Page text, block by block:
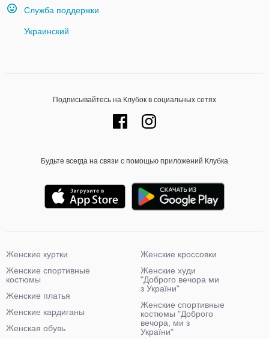
Служба поддержки
Украинский
Подписывайтесь на Клубок в социальных сетях
Будьте всегда на связи с помощью приложений Клубка
Женские куртки
Женские спортивные
костюмы
Женские платья
Женские кардиганы
Женская обувь
Женские кроссовки
Женские худи
"Доброго вечора ми
з України"
Женские спортивные
костюмы "Доброго
вечора, ми з
України"